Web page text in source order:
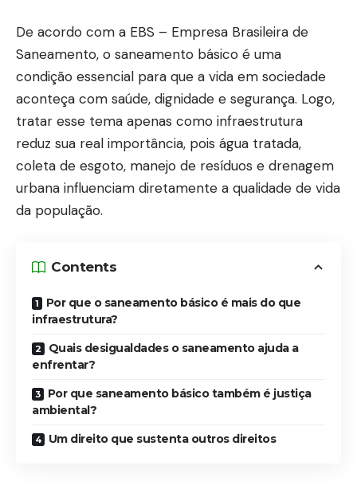
De acordo com a EBS – Empresa Brasileira de
Saneamento, o saneamento básico é uma
condição essencial para que a vida em sociedade
aconteça com saúde, dignidade e segurança. Logo,
tratar esse tema apenas como infraestrutura
reduz sua real importância, pois água tratada,
coleta de esgoto, manejo de resíduos e drenagem
urbana influenciam diretamente a qualidade de vida
da população.
Contents
Por que o saneamento básico é mais do que
infraestrutura?
Quais desigualdades o saneamento ajuda a
enfrentar?
Por que saneamento básico também é justiça
ambiental?
Um direito que sustenta outros direitos